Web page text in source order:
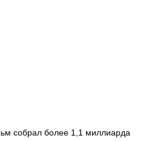
собрал более 1,1 миллиарда